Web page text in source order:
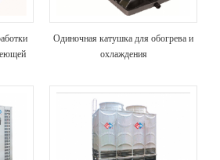
Одиночная катушка для обогрева и
охлаждения